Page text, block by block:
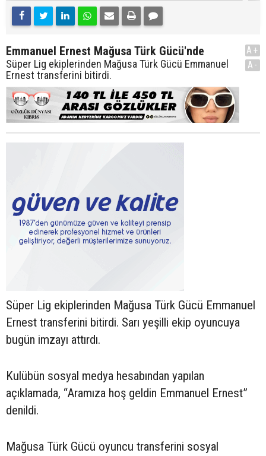
Emmanuel Ernest Mağusa Türk Gücü'nde
Süper Lig ekiplerinden Mağusa Türk Gücü Emmanuel
Ernest transferini bitirdi.
A+
A-
Süper Lig ekiplerinden Mağusa Türk Gücü Emmanuel
Ernest transferini bitirdi. Sarı yeşilli ekip oyuncuya
bugün imzayı attırdı.
Kulübün sosyal medya hesabından yapılan
açıklamada, “Aramıza hoş geldin Emmanuel Ernest”
denildi.
Mağusa Türk Gücü oyuncu transferini sosyal